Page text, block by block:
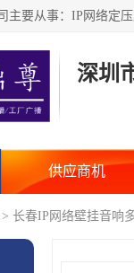
深圳
供应商机
> 长春IP网络壁挂音响